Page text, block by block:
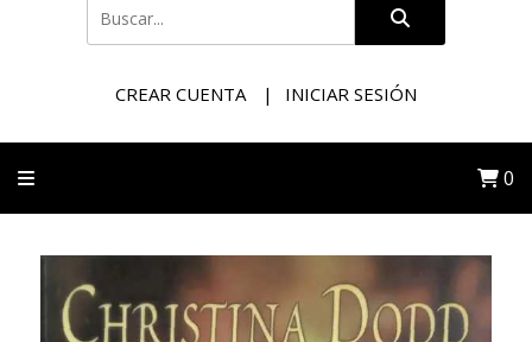
CREAR CUENTA INICIAR SESIÓN
0